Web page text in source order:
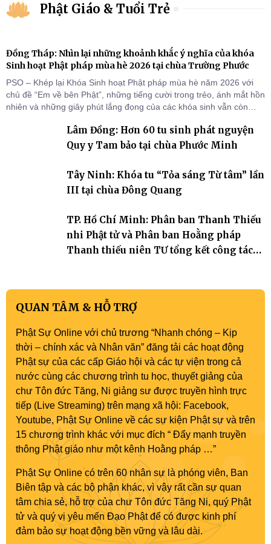
Phật Giáo & Tuổi Trẻ
Đồng Tháp: Nhìn lại những khoảnh khắc ý nghĩa của khóa
Sinh hoạt Phật pháp mùa hè 2026 tại chùa Trường Phước
PSO – Khép lại Khóa Sinh hoạt Phật pháp mùa hè năm 2026 với
chủ đề “Em về bên Phật”, những tiếng cười trong trẻo, ánh mắt hồn
nhiên và những giây phút lắng đọng của các khóa sinh vẫn còn
Tháp). Những tuần tu học ngắn ngủi nhưng đã trở thành hành
trang quý báu, gieo những hạt giống thiện l
Lâm Đồng: Hơn 60 tu sinh phát nguyện
Quy y Tam bảo tại chùa Phước Minh
Tây Ninh: Khóa tu “Tỏa sáng Từ tâm” lần
III tại chùa Đông Quang
TP. Hồ Chí Minh: Phân ban Thanh Thiếu
nhi Phật tử và Phân ban Hoằng pháp
Thanh thiếu niên TƯ tổng kết công tác
QUAN TÂM & HỖ TRỢ
Phật Sự Online với chủ trương “Nhanh chóng – Kịp
thời – chính xác và Nhân văn” đăng tải các hoạt động
Phật sự của các cấp Giáo hội và các tự viện trong cả
nước cùng các chương trình tu học, thuyết giảng của
chư Tôn đức Tăng, Ni giảng sư được truyền hình trực
tiếp (Live Streaming) trên mạng xã hội: Facebook,
Youtube, Phật Sự Online về các sự kiện Phật sự và trên
15 chương trình khác với mục đích “ Đẩy mạnh truyền
thông Phật giáo như một kênh Hoằng pháp …”
Phật Sự Online có trên 60 nhân sự là phóng viên, Ban
Biên tập và các bộ phận khác, vì vậy rất cần sự quan
tâm chia sẻ, hỗ trợ của chư Tôn đức Tăng Ni, quý Phật
tử và quý vị yêu mến Đạo Phật để có được kinh phí
đảm bảo sự hoạt động bền vững và lâu dài.